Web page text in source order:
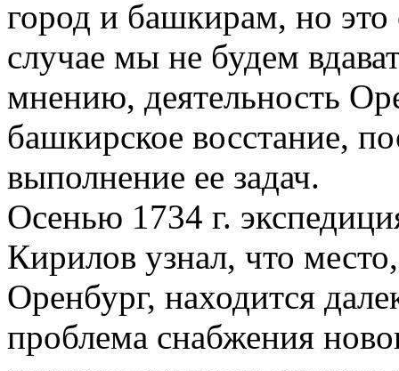
город и башкирам, но
случае мы не будем
мнению, деятельность
башкирское восстание,
выполнение ее задач.
Осенью 1734 г.
Кирилов узнал, что
Оренбург, находится
проблема снабжения